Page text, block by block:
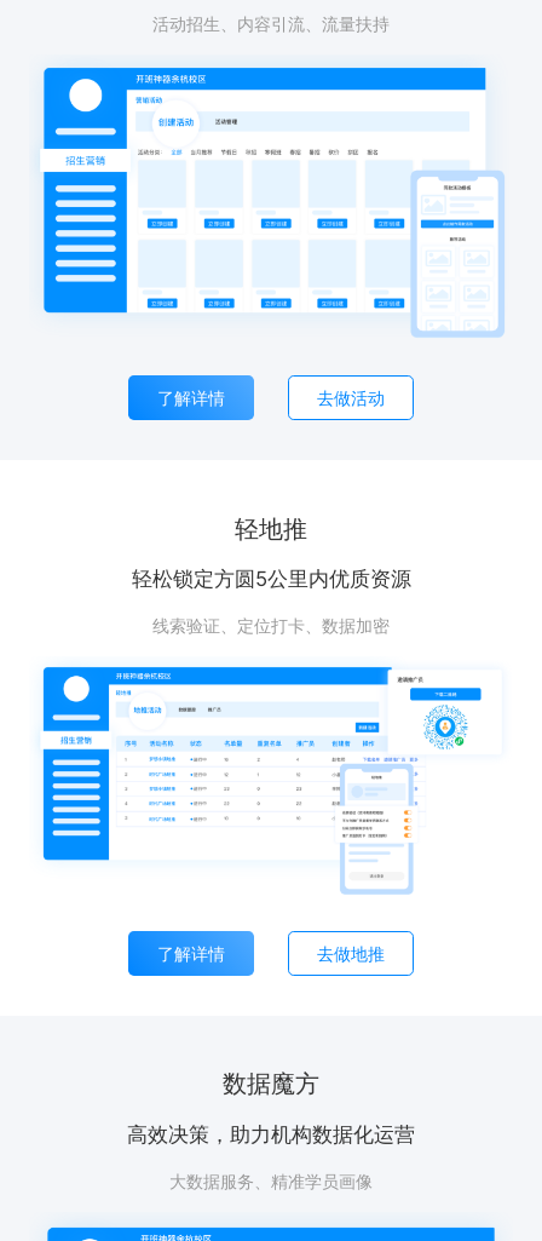
活动招生、内容引流、流量扶持
了解详情 去做活动
轻地推
轻松锁定方圆5公里内优质资源
线索验证、定位打卡、数据加密
了解详情 去做地推
数据魔方
高效决策，助力机构数据化运营
大数据服务、精准学员画像